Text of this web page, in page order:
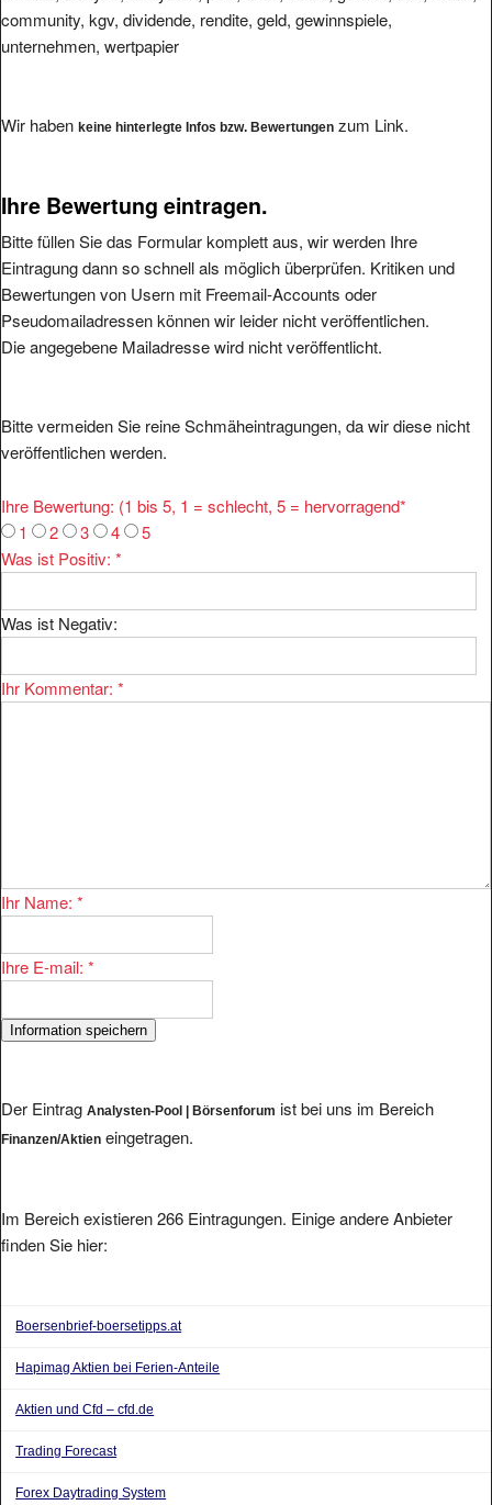
community, kgv, dividende, rendite, geld, gewinnspiele,
unternehmen, wertpapier
Wir haben keine hinterlegte Infos bzw. Bewertungen zum Link.
Ihre Bewertung eintragen.
Bitte füllen Sie das Formular komplett aus, wir werden Ihre
Eintragung dann so schnell als möglich überprüfen. Kritiken und
Bewertungen von Usern mit Freemail-Accounts oder
Pseudomailadressen können wir leider nicht veröffentlichen.
Die angegebene Mailadresse wird nicht veröffentlicht.
Bitte vermeiden Sie reine Schmäheintragungen, da wir diese nicht
veröffentlichen werden.
Ihre Bewertung: (1 bis 5, 1 = schlecht, 5 = hervorragend*
1
2 3 4
5
Was ist Positiv: *
Was ist Negativ:
Ihr Kommentar: *
Ihr Name: *
Ihre E-mail: *
Der Eintrag Analysten-Pool | Börsenforum ist bei uns im Bereich
Finanzen/Aktien eingetragen.
Im Bereich existieren 266 Eintragungen. Einige andere Anbieter
finden Sie hier:
Boersenbrief-boersetipps.at
Hapimag Aktien bei Ferien-Anteile
Aktien und Cfd – cfd.de
Trading Forecast
Forex Daytrading System